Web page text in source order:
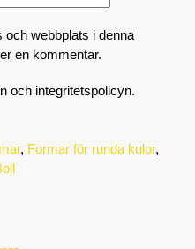
och webbplats i denna
en kommentar.
och integritetspolicyn.
, Formar för runda kulor,